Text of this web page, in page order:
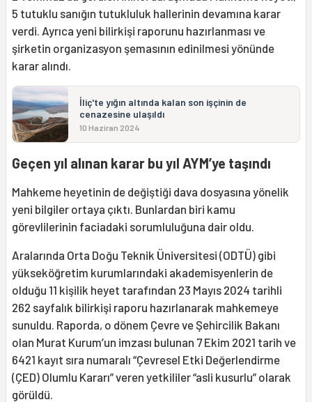
5 tutuklu sanığın tutukluluk hallerinin devamına karar
verdi. Ayrıca yeni bilirkişi raporunu hazırlanması ve
şirketin organizasyon şemasının edinilmesi yönünde
karar alındı.
İliç'te yığın altında kalan son işçinin de
cenazesine ulaşıldı
10 Haziran 2024
Geçen yıl alınan karar bu yıl AYM’ye taşındı
Mahkeme heyetinin de değiştiği dava dosyasına yönelik
yeni bilgiler ortaya çıktı. Bunlardan biri kamu
görevlilerinin faciadaki sorumluluğuna dair oldu.
Aralarında Orta Doğu Teknik Üniversitesi (ODTÜ) gibi
yükseköğretim kurumlarındaki akademisyenlerin de
olduğu 11 kişilik heyet tarafından 23 Mayıs 2024 tarihli
262 sayfalık bilirkişi raporu hazırlanarak mahkemeye
sunuldu. Raporda, o dönem Çevre ve Şehircilik Bakanı
olan Murat Kurum’un imzası bulunan 7 Ekim 2021 tarih ve
6421 kayıt sıra numaralı “Çevresel Etki Değerlendirme
(ÇED) Olumlu Kararı” veren yetkililer “asli kusurlu” olarak
görüldü.